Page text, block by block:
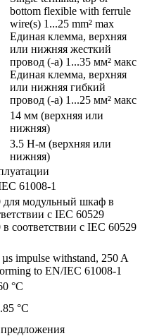
bottom flexible with ferrule
wire(s) 1...25 mm² max
Единая клемма, верхняя
или нижняя жесткий
провод (-а) 1...35 мм² макс
Единая клемма, верхняя
или нижняя гибкий
провод (-а) 1...25 мм² макс
14 мм (верхняя или
нижняя)
3.5 Н-м (верхняя или
нижняя)
61008-1
для модульный шкаф в
с IEC 60529
в соответствии с IEC 60529
impulse withstand, 250 A
to EN/IEC 61008-1
°C
°C